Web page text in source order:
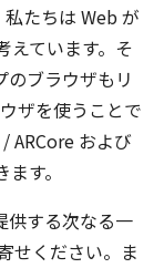
たちは Web が
えています。そ
のブラウザもリ
ザを使うことで
ARCore および
す。
供する次なる一
せください。ま